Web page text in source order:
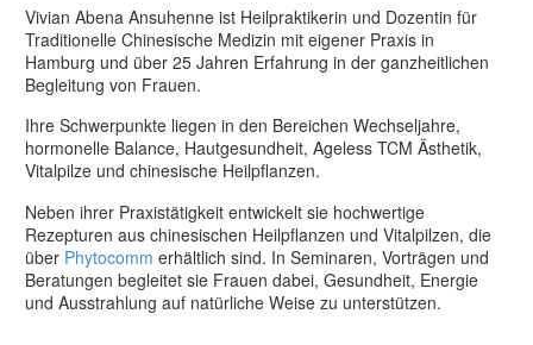
Vivian Abena Ansuhenne ist Heilpraktikerin und Dozentin für
Traditionelle Chinesische Medizin mit eigener Praxis in
Hamburg und über 25 Jahren Erfahrung in der ganzheitlichen
Begleitung von Frauen.
Ihre Schwerpunkte liegen in den Bereichen Wechseljahre,
hormonelle Balance, Hautgesundheit, Ageless TCM Ästhetik,
Vitalpilze und chinesische Heilpflanzen.
Neben ihrer Praxistätigkeit entwickelt sie hochwertige
Rezepturen aus chinesischen Heilpflanzen und Vitalpilzen, die
über Phytocomm erhältlich sind. In Seminaren, Vorträgen und
Beratungen begleitet sie Frauen dabei, Gesundheit, Energie
und Ausstrahlung auf natürliche Weise zu unterstützen.